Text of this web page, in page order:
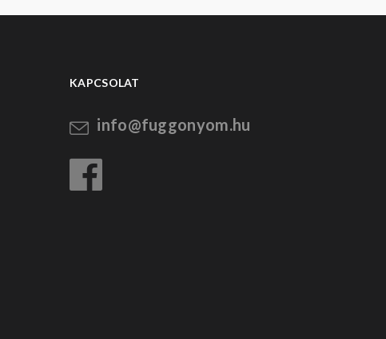
KAPCSOLAT
info@fuggonyom.hu